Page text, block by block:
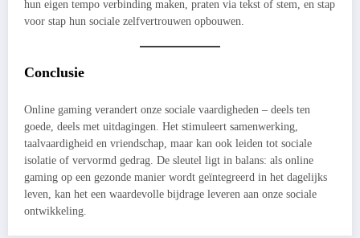
hun eigen tempo verbinding maken, praten via tekst of stem, en stap
voor stap hun sociale zelfvertrouwen opbouwen.
Conclusie
Online gaming verandert onze sociale vaardigheden – deels ten
goede, deels met uitdagingen. Het stimuleert samenwerking,
taalvaardigheid en vriendschap, maar kan ook leiden tot sociale
isolatie of vervormd gedrag. De sleutel ligt in balans: als online
gaming op een gezonde manier wordt geïntegreerd in het dagelijks
leven, kan het een waardevolle bijdrage leveren aan onze sociale
ontwikkeling.